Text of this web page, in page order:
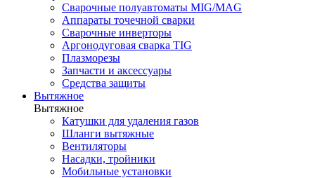
Сварочные полуавтоматы MIG/MAG
Аппараты точечной сварки
Сварочные инверторы
Аргонодуговая сварка TIG
Плазморезы
Запчасти и аксессуары
Средства защиты
Вытяжное
Вытяжное
Катушки для удаления газов
Шланги вытяжные
Вентиляторы
Насадки, тройники
Мобильные установки